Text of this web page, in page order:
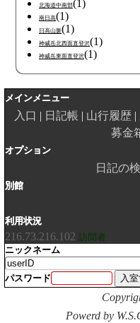
北海道中南部(1)
南日高(1)
日高山脈(1)
神威岳北西面直登沢(1)
神威岳東面直登沢(1)
メインメニュー
入口 日記帳 山行履歴
募金
オプション
日記の
別館
利用状況
216.73.216.102 訪問者
ニックネーム
パスワード
Powerd by